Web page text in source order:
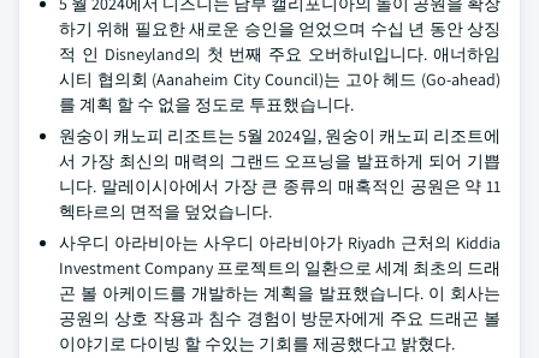
하기 위해 필요한 새로운 승인을 얻었으며 수십 년 동안 상징
적 인 Disneyland의 첫 번째 주요 오버하ul입니다. 애너하임
시티 협의회 (Aanaheim City Council)는 고아 헤드 (Go-ahead)
를 계획 할 수 없을 정도로 투표했습니다.
원숭이 캐노피 리조트는 5월 2024일, 원숭이 캐노피 리조트에
서 가장 최신의 매력의 그랜드 오프닝을 발표하게 되어 기쁩
니다. 말레이시아에서 가장 큰 종류의 매혹적인 공원은 약 11
헥타르의 면적을 덮었습니다.
사우디 아라비아는 사우디 아라비아가 Riyadh 근처의 Kiddia
Investment Company 프로젝트의 일환으로 세계 최초의 드래
곤 볼 아케이드를 개발하는 계획을 발표했습니다. 이 회사는
공원의 상호 작용과 침수 경험이 방문자에게 주요 드래곤 볼
이야기로 다이빙 할 수있는 기회를 제공했다고 밝혔다.